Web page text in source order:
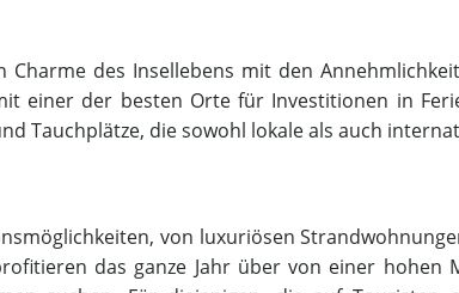
des Insellebens mit den
einer der besten Orte für Investitionen in
Tauchplätze, die sowohl lokale als auch
von luxuriösen
das ganze Jahr über von einer